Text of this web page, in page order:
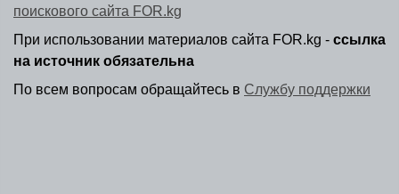
поискового сайта FOR.kg
При использовании материалов сайта FOR.kg - ссылка
на источник обязательна
По всем вопросам обращайтесь в Службу поддержки